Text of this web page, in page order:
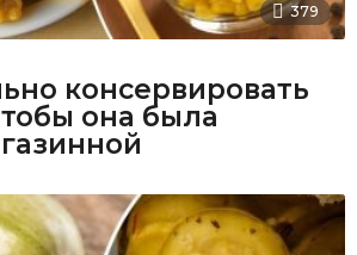
379
консервировать
она была